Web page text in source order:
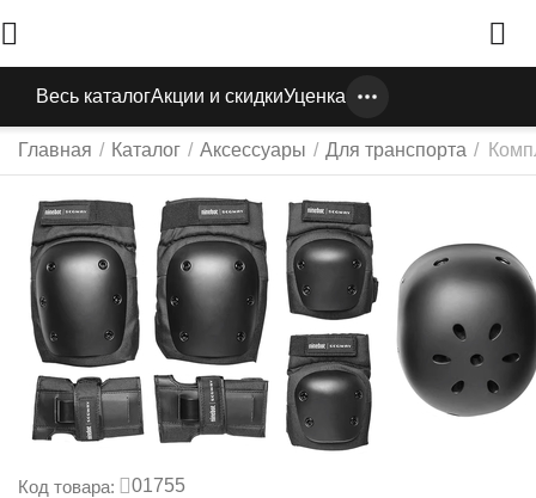
Весь каталогАкции и скидкиУценка
Главная / Каталог / Аксессуары / Для транспорта /
Код товара: 01755